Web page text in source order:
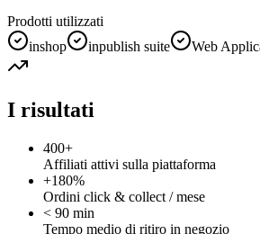
Prodotti utilizzati
inshop
inpublish suite Web
I risultati
400+
Affiliati attivi sulla piattaforma
+180%
Ordini click & collect / mese
< 90 min
Tempo medio di ritiro in negozio